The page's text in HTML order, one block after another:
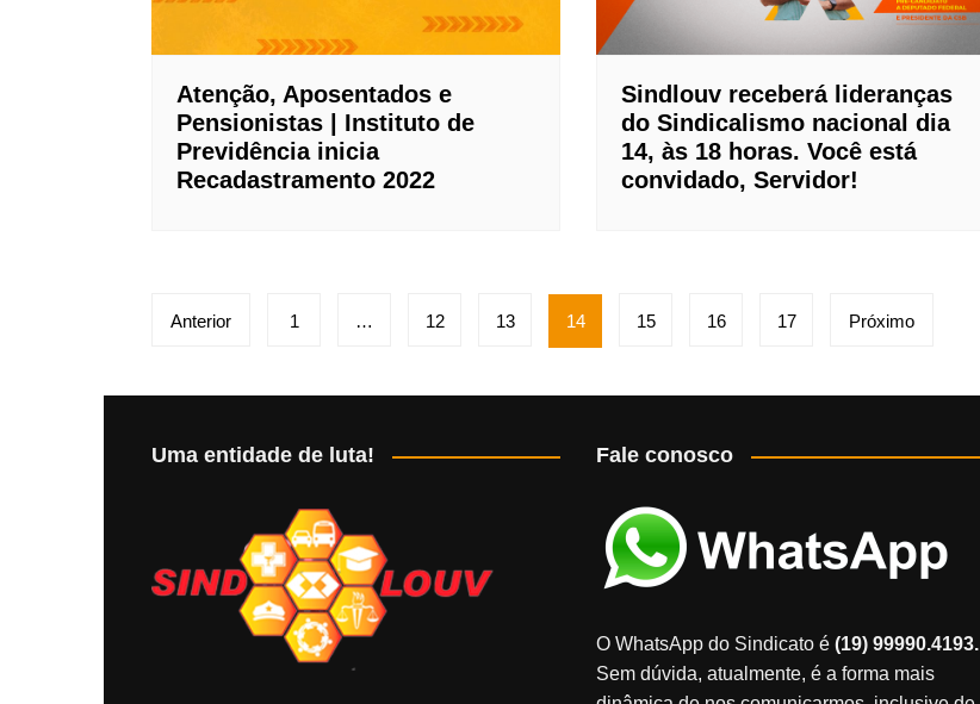
Atenção, Aposentados e
Pensionistas | Instituto de
Previdência inicia
Recadastramento 2022
Sindlouv receberá lideranças
do Sindicalismo nacional dia
14, às 18 horas. Você está
convidado, Servidor!
Paginação
posts
Anterior 1 … 12 13 14 15 16 17 Próximo
Uma entidade de luta! Fale conosco
O WhatsApp do Sindicato é (19) 99990.4193.
Sem dúvida, atualmente, é a forma mais